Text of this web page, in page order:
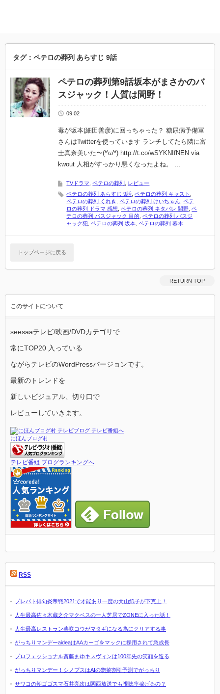
タグ：ペテロの葬列 あらすじ 9話
ペテロの葬列第9話坂本がまさかのバ
スジャック！人質は間野！
09.02
毒が坂本(細田善彦)に回っちゃった？ 糖尿病予備軍
さんはTwitterを使っています ランチしてたら隣に富
士真奈美いた〜(*'ω'*) http://t.co/wSYKNIfNEN via
kwout 人相がすっかり悪くなったよね。 …
TVドラマ ,ペテロの葬列
レビュー
ペテロの葬列 あらすじ 9話 ,ペテロの葬列 キャスト
ペテロの葬列 くれき
,ペテロの葬列 けいちゃん ,ペテ
ロの葬列 ドラマ 感想 ,ペテロの葬列 ネタバレ 間野 ,ペ
テロの葬列 バスジャック 目的 ,ペテロの葬列 バスジ
ャック犯 ,ペテロの葬列 坂本 ,ペテロの葬列 暮木
トップページに戻る
RETURN TOP
このサイトについて
seesaaテレビ/映画/DVDカテゴリで
常にTOP20 入っている
ながらテレビのWordPressバージョンです。
最新のトレンドを
新しいビジュアル、切り口で
レビューしていきます。
にほんブログ村
テレビ番組 ブログランキングへ
RSS
プレバト俳句炎帝戦2021で才能あり一度の犬山紙子が下克上！
人生最高佐々木蔵之介マクベスの一人芝居でZONEに入った話！
人生最高レストラン柴咲コウがマタギになる為にクリアする事
がっちりマンデーaideaはAAカーゴをマックに採用されて急成長
プロフェッショナル斎藤まゆキスヴィンは100年先の笑顔を造る
がっちりマンデー！シノプスはAIの惣菜割引予測でがっちり
サワコの朝ゴゴスマ石井亮次は関西放送でも視聴率稼げるの？